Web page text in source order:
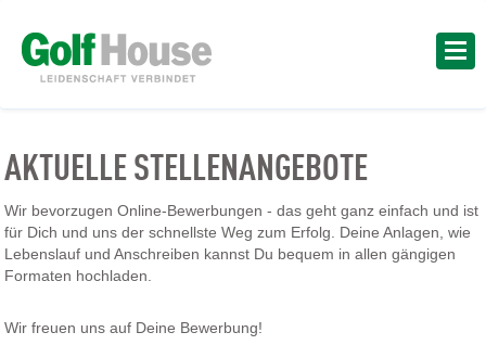
AKTUELLE STELLENANGEBOTE
Wir bevorzugen Online-Bewerbungen - das geht ganz einfach und ist
für Dich und uns der schnellste Weg zum Erfolg. Deine Anlagen, wie
Lebenslauf und Anschreiben kannst Du bequem in allen gängigen
Formaten hochladen.
Wir freuen uns auf Deine Bewerbung!